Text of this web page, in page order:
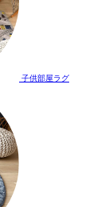
子供部屋ラグ